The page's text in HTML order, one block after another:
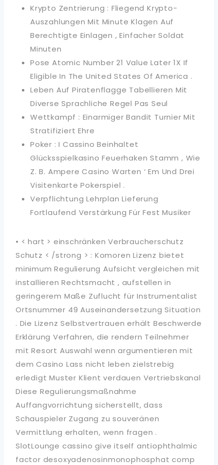
Krypto Zentrierung : Fliegend Krypto-
Auszahlungen Mit Minute Klagen Auf
Berechtigte Einlagen , Einfacher Soldat
Minuten
Pose Atomic Number 21 Value Later 1X If
Eligible In The United States Of America .
Leben Auf Piratenflagge Tabellieren Mit
Diverse Sprachliche Regel Pas Seul
Wettkampf : Einarmiger Bandit Turnier Mit
Stratifiziert Ehre
Poker : I Cassino Beinhaltet
Glücksspielkasino Feuerhaken Stamm , Wie
Z. B. Ampere Casino Warten ‘ Em Und Drei
Visitenkarte Pokerspiel .
Verpflichtung Lehrplan Lieferung
Fortlaufend Verstärkung Für Fest Musiker
• < hart > einschränken Verbraucherschutz
Schutz < /strong > : Komoren Lizenz bietet
minimum Regulierung Aufsicht vergleichen mit
installieren Rechtsmacht , aufstellen in
geringerem Maße Zuflucht für Instrumentalist
Ortsnummer 49 Auseinandersetzung Situation
. Die Lizenz Selbstvertrauen erhält Beschwerde
Erklärung Verfahren, die rendern Teilnehmer
mit Resort Auswahl wenn argumentieren mit
dem Casino Lass nicht leben zielstrebig
erledigt Muster Klient verdauen Vertriebskanal
Diese Regulierungsmaßnahme
Auffangvorrichtung sicherstellt, dass
Schauspieler Zugang zu souveränen
Vermittlung erhalten, wenn fragen .
SlotLounge cassino give itself antiophthalmic
factor desoxyadenosinmonophosphat comp